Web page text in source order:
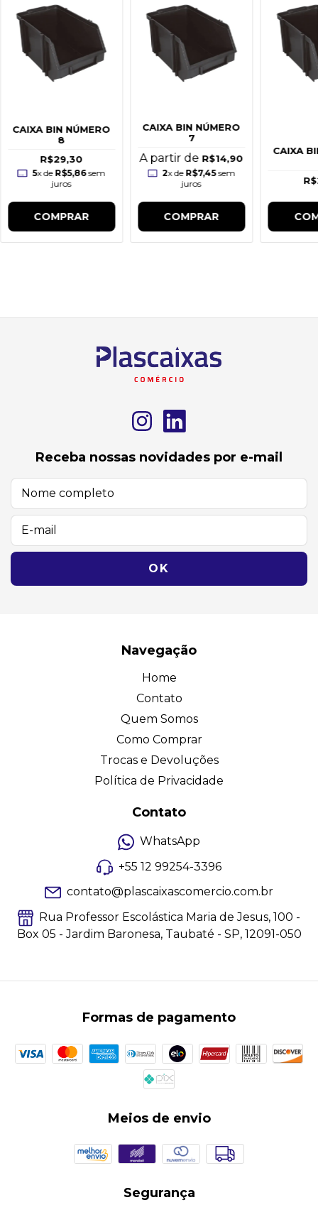
CAIXA BIN NÚMERO
8
R$29,30
5x de R$5,86sem
juros
COMPRAR
CAIXA BIN NÚMERO
7
A partir de R$14,90
2x de R$7,45sem
juros
COMPRAR
CAIXA
Receba nossas novidades por e-mail
Navegação
Home
Contato
Quem Somos
Como Comprar
Trocas e Devoluções
Política de Privacidade
Contato
WhatsApp
+55 12 99254-3396
contato@plascaixascomercio.com.br
Rua Professor Escolástica Maria de Jesus, 100 -
Box 05 - Jardim Baronesa, Taubaté - SP, 12091-050
Formas de pagamento
Meios de envio
Segurança